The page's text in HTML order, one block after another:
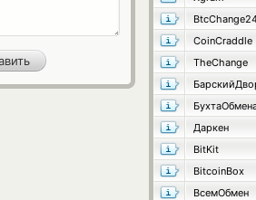
CoinCraddle
TheChange
Даркен
BitKit
BitcoinBox
ВсемОбмен